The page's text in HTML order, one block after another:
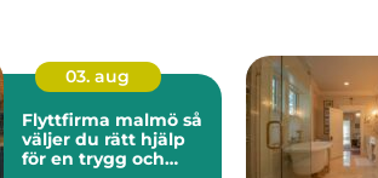
03. aug
Flyttfirma malmö så
väljer du rätt hjälp
för en trygg och